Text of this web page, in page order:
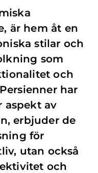
är hem åt en
stilar och
som
och
har
aspekt av
erbjuder de
för
utan också
och